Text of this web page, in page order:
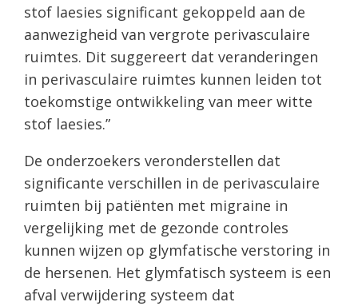
stof laesies significant gekoppeld aan de
aanwezigheid van vergrote perivasculaire
ruimtes. Dit suggereert dat veranderingen
in perivasculaire ruimtes kunnen leiden tot
toekomstige ontwikkeling van meer witte
stof laesies.”
De onderzoekers veronderstellen dat
significante verschillen in de perivasculaire
ruimten bij patiënten met migraine in
vergelijking met de gezonde controles
kunnen wijzen op glymfatische verstoring in
de hersenen. Het glymfatisch systeem is een
afval verwijdering systeem dat